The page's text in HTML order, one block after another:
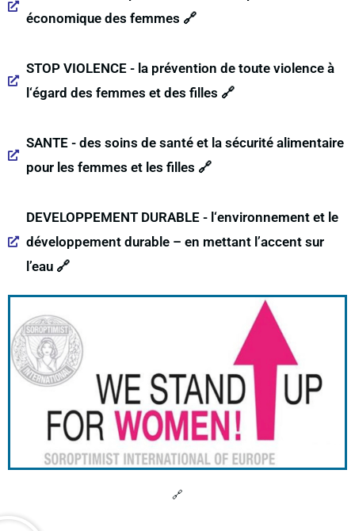
économique des femmes 🔗
STOP VIOLENCE - la prévention de toute violence à
l‘égard des femmes et des filles 🔗
SANTE - des soins de santé et la sécurité alimentaire
pour les femmes et les filles 🔗
DEVELOPPEMENT DURABLE - l‘environnement et le
développement durable – en mettant l’accent sur
l’eau 🔗
🔗